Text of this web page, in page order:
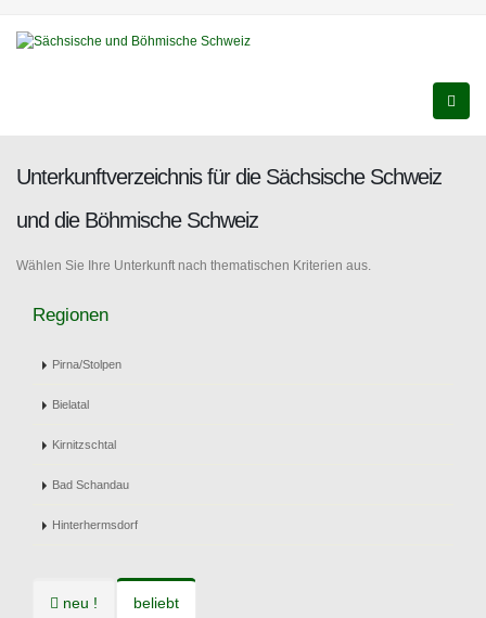
Unterkunftverzeichnis für die Sächsische Schweiz
und die Böhmische Schweiz
Wählen Sie Ihre Unterkunft nach thematischen Kriterien aus.
Regionen
Pirna/Stolpen
Bielatal
Kirnitzschtal
Bad Schandau
Hinterhermsdorf
neu ! beliebt